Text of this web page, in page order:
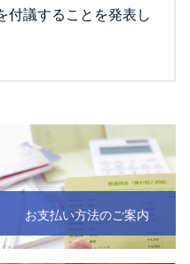
付議することを発表し
お支払い方法のご案内